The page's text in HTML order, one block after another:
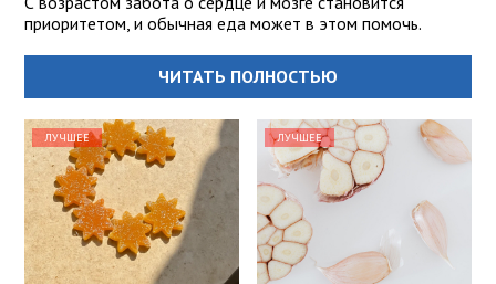
приоритетом, и обычная еда может в этом помочь.
ЧИТАТЬ ПОЛНОСТЬЮ
ЛУЧШЕЕ ЛУЧШЕЕ